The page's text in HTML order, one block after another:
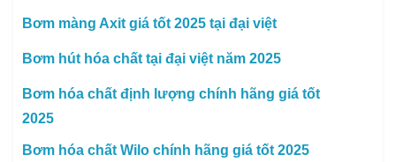
Bơm màng Axit giá tốt 2025 tại đại việt
Bơm hút hóa chất tại đại việt năm 2025
Bơm hóa chất định lượng chính hãng giá tốt
2025
Bơm hóa chất Wilo chính hãng giá tốt 2025